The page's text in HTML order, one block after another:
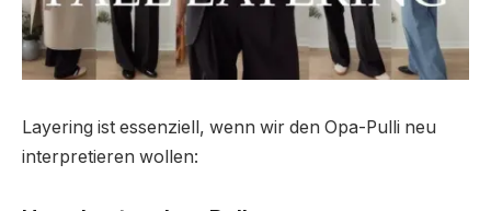
Layering ist essenziell, wenn wir den Opa-Pulli neu
interpretieren wollen: